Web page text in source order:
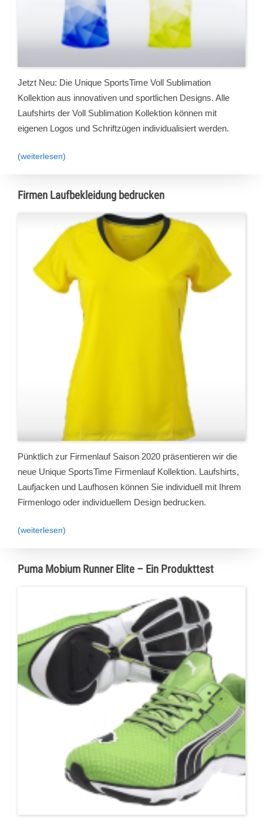
Jetzt Neu: Die Unique SportsTime Voll Sublimation
Kollektion aus innovativen und sportlichen Designs. Alle
Laufshirts der Voll Sublimation Kollektion können mit
eigenen Logos und Schriftzügen individualisiert werden.
(weiterlesen)
Firmen Laufbekleidung bedrucken
Pünktlich zur Firmenlauf Saison 2020 präsentieren wir die
neue Unique SportsTime Firmenlauf Kollektion. Laufshirts,
Laufjacken und Laufhosen können Sie individuell mit Ihrem
Firmenlogo oder individuellem Design bedrucken.
(weiterlesen)
Puma Mobium Runner Elite – Ein Produkttest